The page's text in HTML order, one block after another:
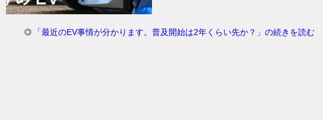
「最近のEV事情が分かります。普及開始は2年くらい先か？」の続きを読む